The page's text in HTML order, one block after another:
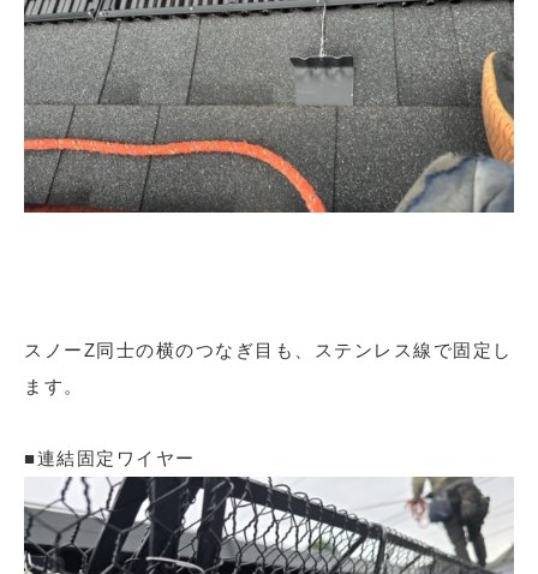
スノーZ同士の横のつなぎ目も、ステンレス線で固定し
ます。
■連結固定ワイヤー